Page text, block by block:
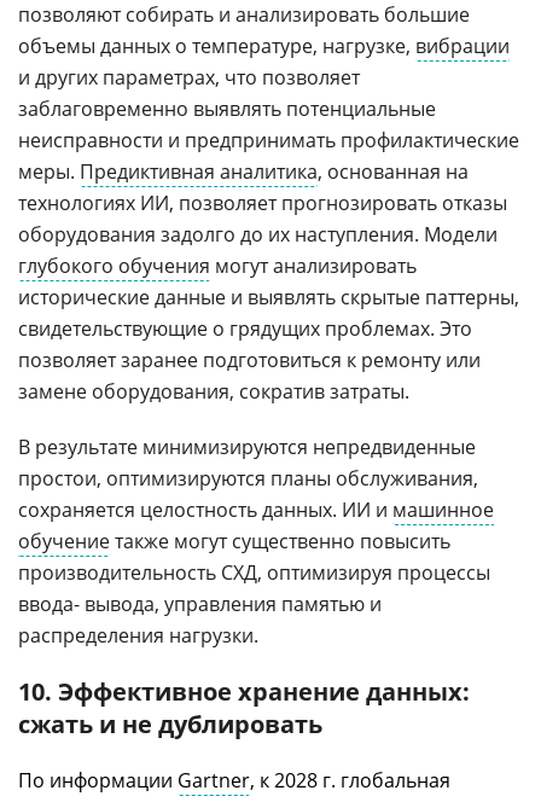
позволяют собирать и анализировать большие
объемы данных о температуре, нагрузке, вибрации
и других параметрах, что позволяет
заблаговременно выявлять потенциальные
неисправности и предпринимать профилактические
меры. Предиктивная аналитика, основанная на
технологиях ИИ, позволяет прогнозировать отказы
оборудования задолго до их наступления. Модели
глубокого обучения могут анализировать
исторические данные и выявлять скрытые паттерны,
свидетельствующие о грядущих проблемах. Это
позволяет заранее подготовиться к ремонту или
замене оборудования, сократив затраты.
В результате минимизируются непредвиденные
простои, оптимизируются планы обслуживания,
сохраняется целостность данных. ИИ и машинное
обучениетакже могут существенно повысить
производительность СХД, оптимизируя процессы
ввода- вывода, управления памятью и
распределения нагрузки.
10. Эффективное хранение данных:
сжать и не дублировать
По информации Gartner, к 2028 г. глобальная